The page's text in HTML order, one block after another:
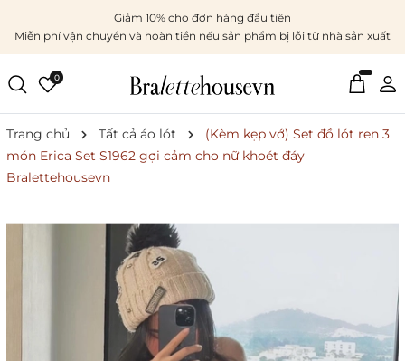
Giảm 10% cho đơn hàng đầu tiên
Miễn phí vận chuyển và hoàn tiền nếu sản phẩm bị lỗi từ nhà sản xuất
0
Trang chủ Tất cả áo lót
(Kèm kẹp vớ) Set đồ lót ren 3
món Erica Set S1962 gợi cảm cho nữ khoét đáy
Bralettehousevn